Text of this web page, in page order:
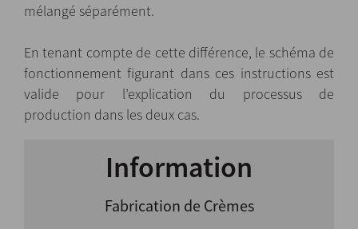
mélangé séparément.
En tenant compte de cette différence, le schéma de
fonctionnement figurant dans ces instructions est
valide pour l’explication du processus de
production dans les deux cas.
Information
Fabrication de Crèmes